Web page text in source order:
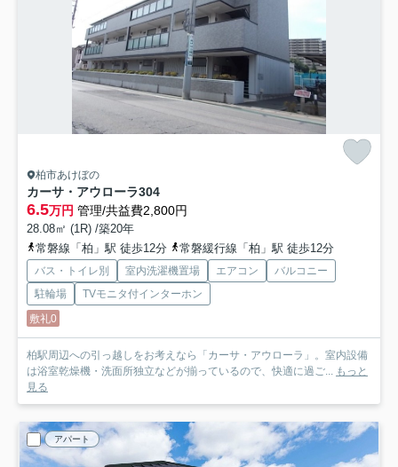
柏市あけぼの
カーサ・アウローラ304
6.5万円 管理/共益費2,800円
28.08㎡ (1R) /築20年
常磐線「柏」駅 徒歩12分
常磐緩行線「柏」駅 徒歩12分
バス・トイレ別 室内洗濯機置場 エアコン
バルコニー
駐輪場
TVモニタ付インターホン
敷礼0
柏駅周辺への引っ越しをお考えなら「カーサ・アウローラ」。室内設備
は浴室乾燥機・洗面所独立などが揃っているので、快適に過ご... もっと
見る
アパート